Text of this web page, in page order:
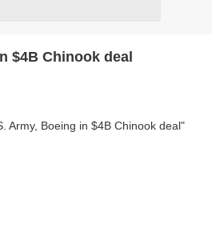
$4B Chinook deal